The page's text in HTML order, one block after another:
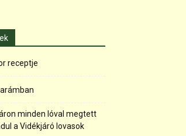
receptje
minden lóval megtett
a Vidékjáró lovasok